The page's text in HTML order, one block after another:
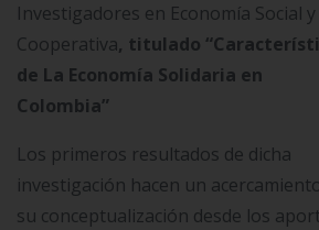
Investigadores en Economía Social y
Cooperativa, titulado
de La Economía Solidaria en
Colombia”
Los primeros resultados de dicha
investigación hacen un
su conceptualización desde los